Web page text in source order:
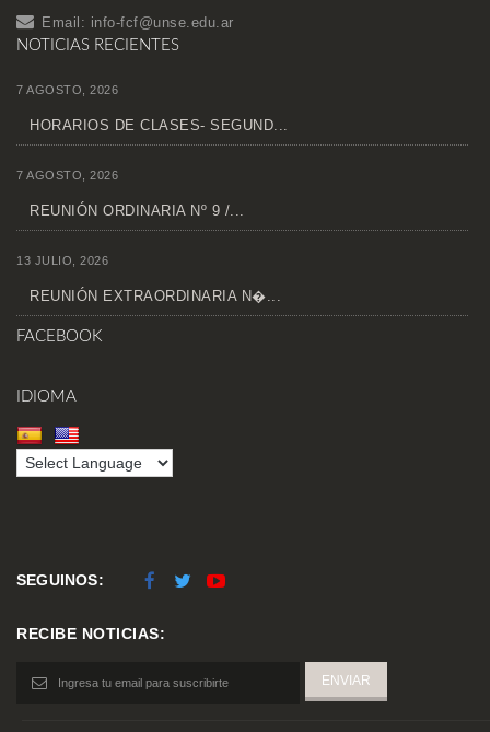
Email: info-fcf@unse.edu.ar
NOTICIAS RECIENTES
7 AGOSTO, 2026
HORARIOS DE CLASES- SEGUND...
7 AGOSTO, 2026
REUNIÓN ORDINARIA Nº 9 /...
13 JULIO, 2026
REUNIÓN EXTRAORDINARIA N�...
FACEBOOK
IDIOMA
SEGUINOS:
RECIBE NOTICIAS: